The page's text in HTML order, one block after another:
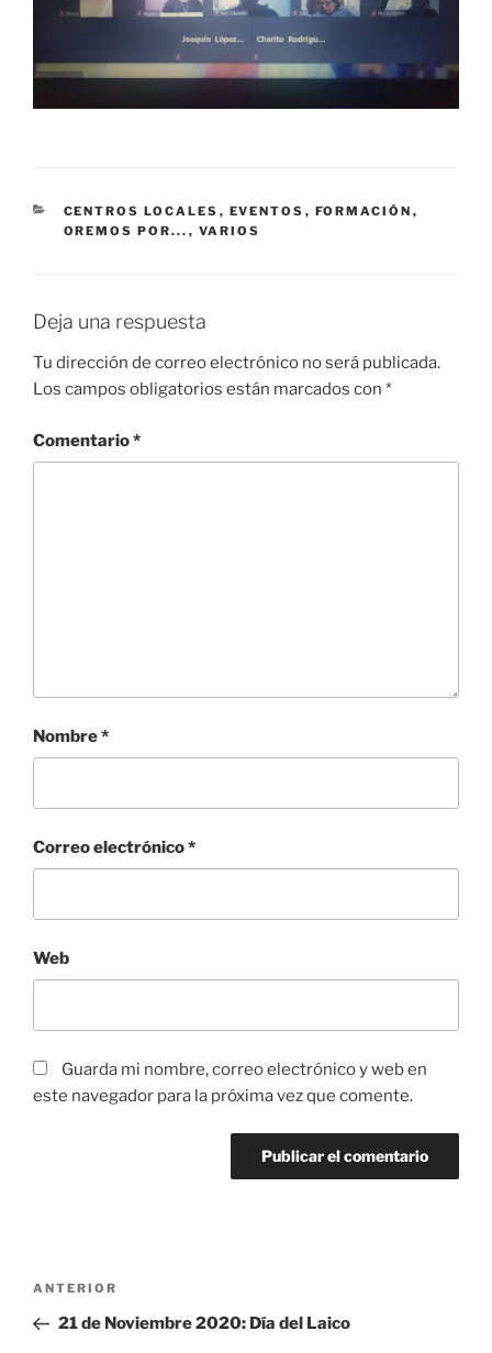
CATEGORÍAS
CENTROS LOCALES , EVENTOS , FORMACIÓN ,
OREMOS POR... , VARIOS
Deja una respuesta
Tu dirección de correo electrónico no será publicada.
Los campos obligatorios están marcados con *
Comentario*
Nombre*
Correo electrónico*
Web
Guarda mi nombre, correo electrónico y web en
este navegador para la próxima vez que comente.
Navegación
entradas
Entrada
anterior:
ANTERIOR
21 de Noviembre 2020: Día del Laico